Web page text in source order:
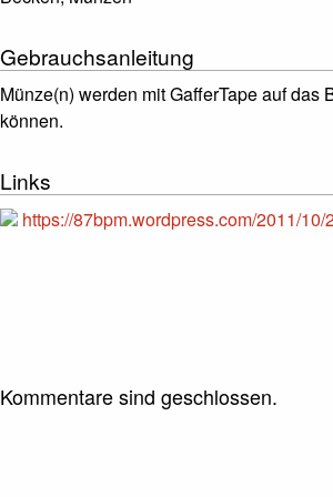
Gebrauchsanleitung
Münze(n) werden mit GafferTape auf
können.
Links
https://87bpm.wordpress.com/2011/
Kommentare sind geschlossen.